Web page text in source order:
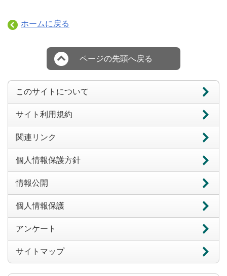
ホームに戻る
ページの先頭へ戻る
このサイトについて
サイト利用規約
関連リンク
個人情報保護方針
情報公開
個人情報保護
アンケート
サイトマップ